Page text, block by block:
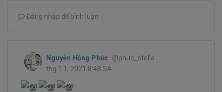
Đăng nhập để bình luận
Nguyễn Hồng Phúc @phuc_stella
thg 1 1, 2021 8:48 SA